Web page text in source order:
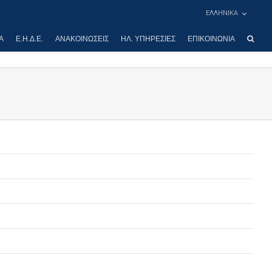
ΕΛΛΗΝΙΚΑ
Ε.Η.Δ.Ε. ΑΝΑΚΟΙΝΏΣΕΙΣ ΗΛ. ΥΠΗΡΕΣΊΕΣ ΕΠΙΚΟΙΝΩΝΊΑ